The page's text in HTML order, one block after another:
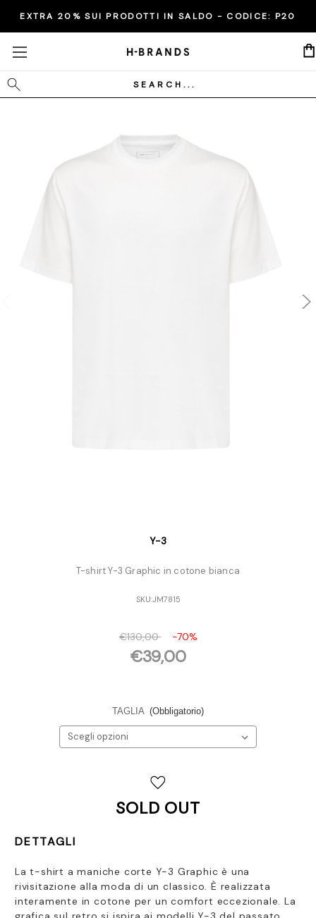
EXTRA 20% SUI PRODOTTI IN SALDO - CODICE: P20
Cerca
Y-3
T-shirt Y-3 Graphic in cotone bianca
SKU:JM7815
€130,00 -70%
€39,00
TAGLIA (Obbligatorio)
SOLD OUT
DETTAGLI
La t-shirt a maniche corte Y-3 Graphic è una
rivisitazione alla moda di un classico. È realizzata
interamente in cotone per un comfort eccezionale. La